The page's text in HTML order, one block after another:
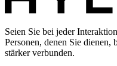
Seien Sie bei jeder
Personen, denen Sie dienen,
stärker verbunden.